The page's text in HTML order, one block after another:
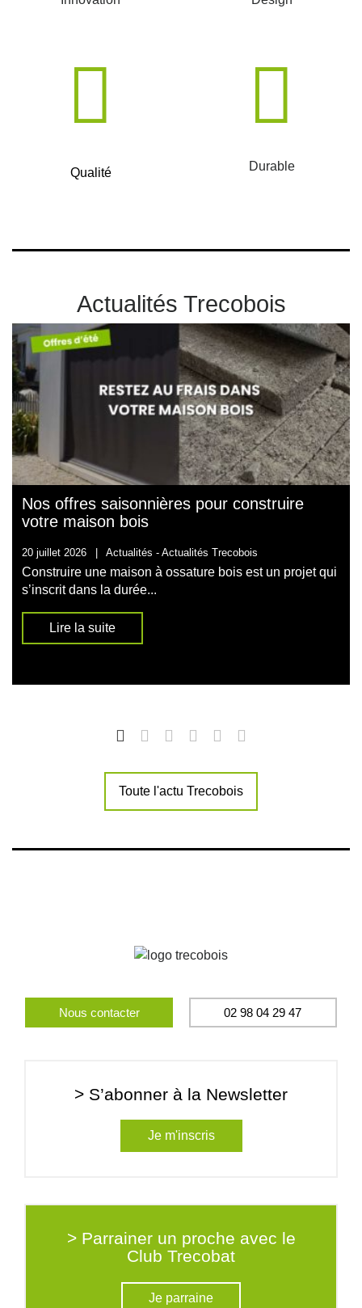
Qualité Durable
Actualités Trecobois
Nos offres saisonnières pour construire
votre maison bois
20 juillet 2026 | Actualités - Actualités Trecobois
Construire une maison à ossature bois est un projet qui
s’inscrit dans la durée...
Lire la suite
Toute l'actu Trecobois
Nous contacter 02 98 04 29 47
> S’abonner à la Newsletter
Je m'inscris
> Parrainer un proche avec le
Club Trecobat
Je parraine